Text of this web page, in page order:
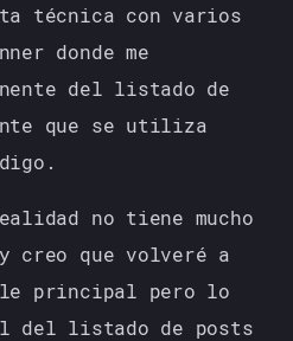
técnica con varios
donde me
del listado de
que se utiliza
no tiene mucho
creo que volveré a
principal pero lo
del listado de posts